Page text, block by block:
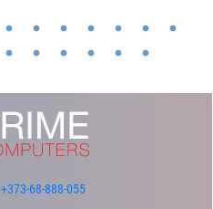
+373-68-888-055